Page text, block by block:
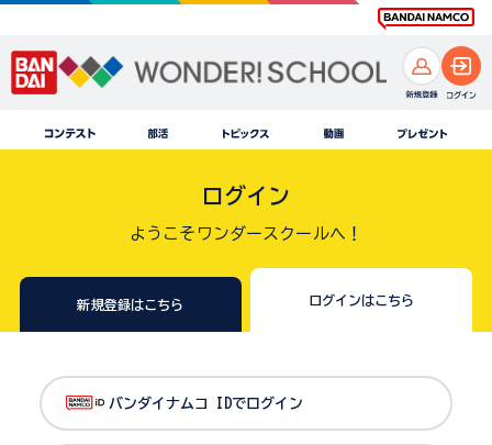
ログイン
ようこそワンダースクールへ！
新規登録はこちら ログインはこちら
バンダイナムコ IDでログイン